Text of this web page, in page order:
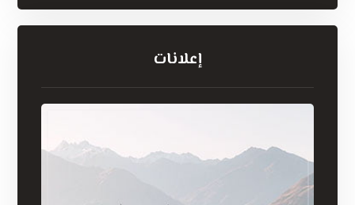
إعلانات